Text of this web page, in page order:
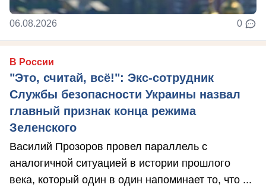
06.08.2026 0
В России
"Это, считай, всё!": Экс-сотрудник
Службы безопасности Украины назвал
главный признак конца режима
Зеленского
Василий Прозоров провел параллель с
аналогичной ситуацией в истории прошлого
века, который один в один напоминает то, что ...